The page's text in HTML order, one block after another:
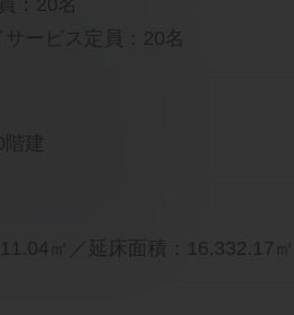
：20名
ービス定員：20名
建
㎡／延床面積：16,332.17㎡